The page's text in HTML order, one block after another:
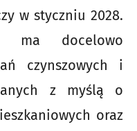
w styczniu 2028.
ma docelowo
czynszowych i
z myślą o
oraz